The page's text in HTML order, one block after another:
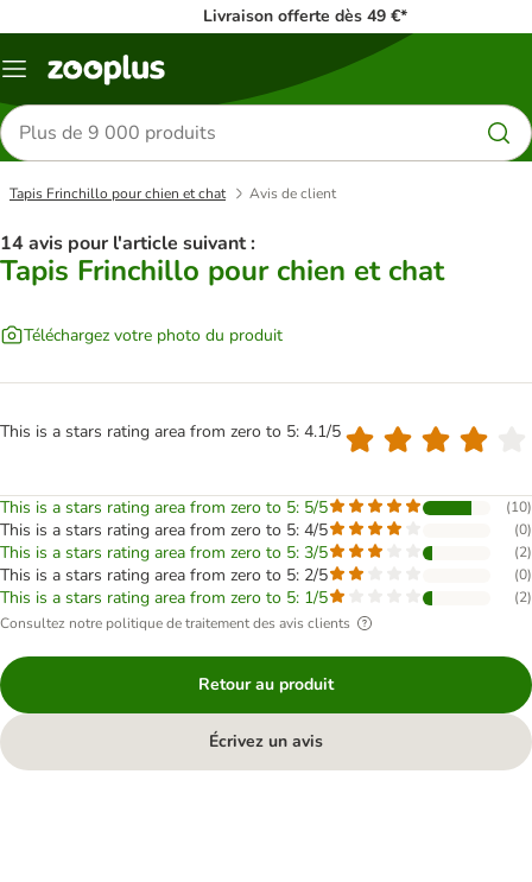
Livraison offerte dès 49 €*
Menu
Rechercher
des
produits
Tapis Frinchillo pour chien et chat Avis de client
14 avis pour l'article suivant :
Tapis Frinchillo pour chien et chat
Téléchargez votre photo du produit
This is a stars rating area from zero to 5: 4.1/5
This is a stars rating area from zero to 5: 5/5 (10)
This is a stars rating area from zero to 5: 4/5 (0)
This is a stars rating area from zero to 5: 3/5 (2)
This is a stars rating area from zero to 5: 2/5 (0)
This is a stars rating area from zero to 5: 1/5 (2)
Consultez notre politique de traitement des avis clients
Retour au produit
Écrivez un avis